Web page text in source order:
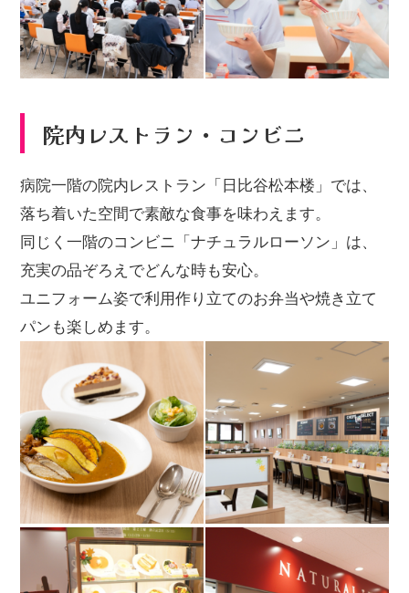
院内レストラン・コンビニ
病院一階の院内レストラン「日比谷松本楼」では、
落ち着いた空間で素敵な食事を味わえます。
同じく一階のコンビニ「ナチュラルローソン」は、
充実の品ぞろえでどんな時も安心。
ユニフォーム姿で利用作り立てのお弁当や焼き立て
パンも楽しめます。